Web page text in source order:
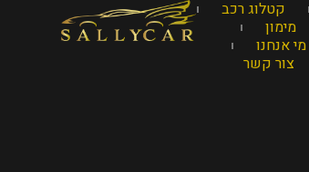
קטלוג רכב
מימון
מי אנחנו
צור קשר